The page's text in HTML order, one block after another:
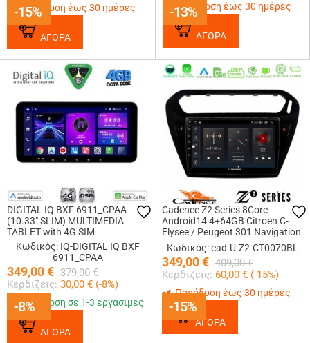
-15%
-15%
Παράδοση έως 30 ημέρες
ΑΓΟΡΑ
-13%
-13%
Παράδοση έως 30 ημέρες
ΑΓΟΡΑ
-8%
DIGITAL IQ BXF 6911_CPAA
(10.33" SLIM) MULTIMEDIA
TABLET with 4G SIM
Κωδικός: IQ-DIGITAL IQ BXF
6911_CPAA
349,00€ 379,00 €
Κερδίζεις: 30,00 € (-8%)
-8%
Παράδοση σε 1-3 εργάσιμες
ΑΓΟΡΑ
-15%
Cadence Z2 Series 8Core
Android14 4+64GB Citroen C-
Elysee / Peugeot 301 Navigation
Multimedia Tablet 9 Με Carplay
& Android Auto (Μαύρο))
Κωδικός: cad-U-Z2-CT0070BL
349,00€ 409,00 €
Κερδίζεις: 60,00 € (-15%)
-15%
Παράδοση έως 30 ημέρες
ΑΓΟΡΑ